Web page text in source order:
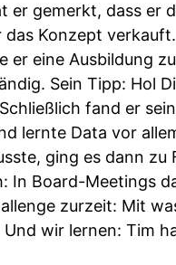
er gemerkt, dass er
Konzept
er eine Ausbildung
Sein Tipp: Hol
fand er
lernte Data vor
ging es dann
In Board-Meetings
zurzeit: Mit
wir lernen: Tim